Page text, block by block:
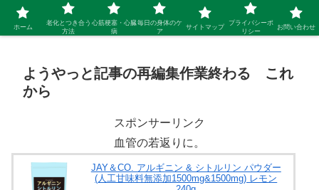
シニア 新しい人生を開拓するブログ
ようやっと記事の再編集作業終わる これ
から
スポンサーリンク
血管の若返りに。
JAY＆CO. アルギニン & シトルリン パウダー
(人工甘味料無添加1500mg&1500mg) レモン
ホーム
老化とつき合う
方法
心筋梗塞・心臓
病
毎日の身体のケ
ア
サイトマップ
プライバシーポ
リシー
お問い合わせ